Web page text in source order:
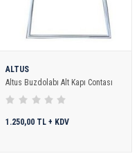
ALTUS
Altus Buzdolabı Alt Kapı Contası
1.250,00 TL + KDV